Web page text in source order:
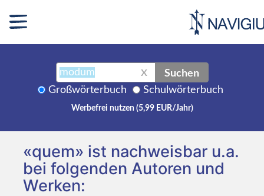
X Suchen
Großwörterbuch Schulwörterbuch
Werbefrei nutzen (5,99 EUR/Jahr)
«quem» ist nachweisbar u.a.
bei folgenden Autoren und
Werken: